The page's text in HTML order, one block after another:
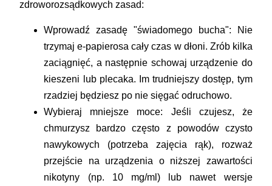
zdroworozsądkowych zasad:
Wprowadź zasadę "świadomego bucha": Nie
trzymaj e-papierosa cały czas w dłoni. Zrób kilka
zaciągnięć, a następnie schowaj urządzenie do
kieszeni lub plecaka. Im trudniejszy dostęp, tym
rzadziej będziesz po nie sięgać odruchowo.
Wybieraj mniejsze moce: Jeśli czujesz, że
chmurzysz bardzo często z powodów czysto
nawykowych (potrzeba zajęcia rąk), rozważ
przejście na urządzenia o niższej zawartości
nikotyny (np. 10 mg/ml) lub nawet wersje